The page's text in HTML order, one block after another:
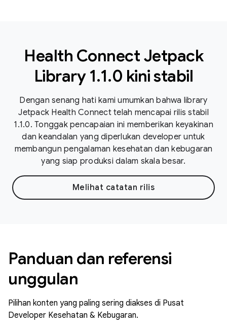
Health Connect Jetpack
Library 1.1.0 kini stabil
Dengan senang hati kami umumkan bahwa library
Jetpack Health Connect telah mencapai rilis stabil
1.1.0. Tonggak pencapaian ini memberikan keyakinan
dan keandalan yang diperlukan developer untuk
membangun pengalaman kesehatan dan kebugaran
yang siap produksi dalam skala besar.
Melihat catatan rilis
Panduan dan referensi
unggulan
Pilihan konten yang paling sering diakses di Pusat
Developer Kesehatan & Kebugaran.